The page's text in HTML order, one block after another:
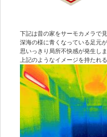
下記は昔の家をサーモカメラで見
深海の様に青くなっている足元
思いっきり局所不快感が発生しま
上記のようなイメージを持たれ